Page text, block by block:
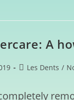
A
Les Dents /